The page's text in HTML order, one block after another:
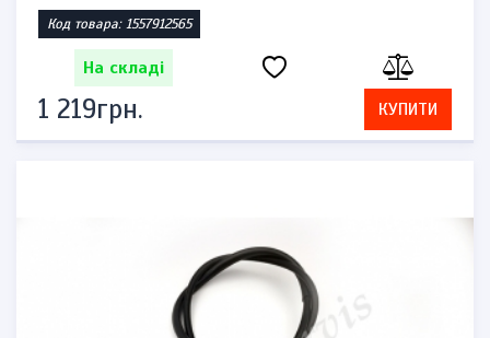
Код товара: 1557912565
На складі
1 219грн. КУПИТИ